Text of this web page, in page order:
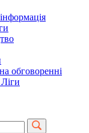
обговоренні